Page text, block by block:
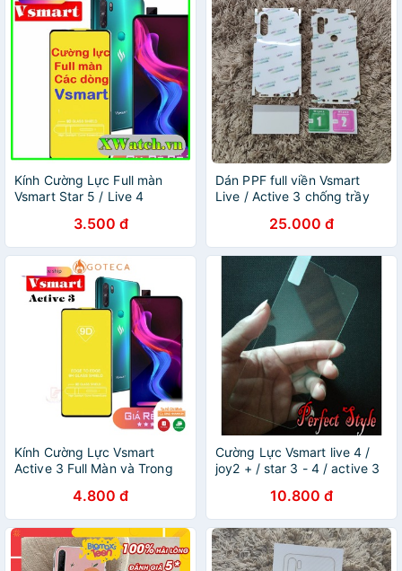
Kính Cường Lực Full màn
Vsmart Star 5 / Live 4
Active 3 / Joy 2 + ...
3.500 đ
Dán PPF full viền Vsmart
Live / Active 3 chống trầy
25.000 đ
Kính Cường Lực Vsmart
Active 3 Full Màn và Trong
4.800 đ
Cường Lực Vsmart live 4 /
joy2 + / star 3 - 4 / active 3
Joy 1 plus / Bee lite
10.800 đ